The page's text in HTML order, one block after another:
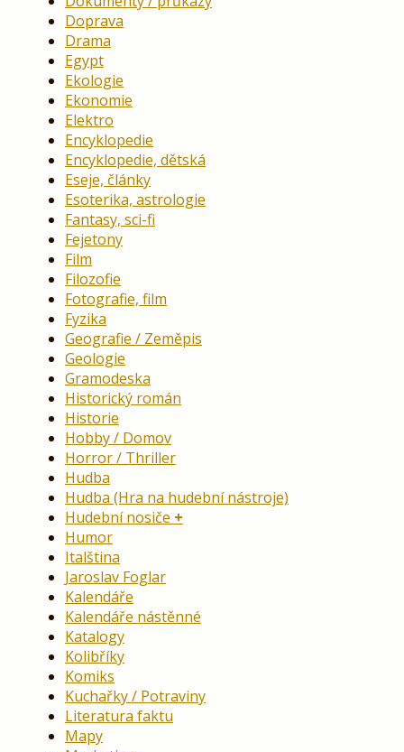
Doprava
Drama
Egypt
Ekologie
Ekonomie
Elektro
Encyklopedie
Encyklopedie, dětská
Eseje, články
Esoterika, astrologie
Fantasy, sci-fi
Fejetony
Film
Filozofie
Fotografie, film
Fyzika
Geografie / Zeměpis
Geologie
Gramodeska
Historický román
Historie
Hobby / Domov
Horror / Thriller
Hudba
Hudba (Hra na hudební nástroje)
Hudební nosiče
Humor
Italština
Jaroslav Foglar
Kalendáře
Kalendáře nástěnné
Katalogy
Kolibříky
Komiks
Kuchařky / Potraviny
Literatura faktu
Mapy